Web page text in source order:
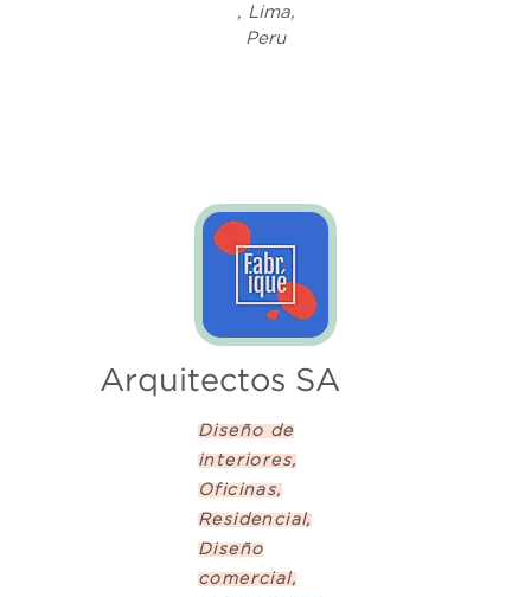
, Lima,
Peru
Arquitectos SA
Diseño de
interiores,
Oficinas,
Residencial,
Diseño
comercial,